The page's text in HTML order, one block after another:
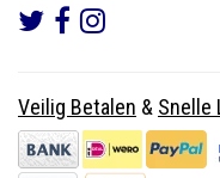
Veilig Betalen & Snelle